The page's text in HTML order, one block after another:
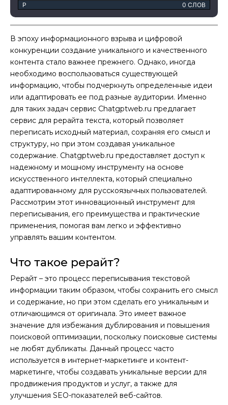
P 0 СЛОВ
В эпоху информационного взрыва и цифровой
конкуренции создание уникального и качественного
контента стало важнее прежнего. Однако, иногда
необходимо воспользоваться существующей
информацию, чтобы подчеркнуть определенные идеи
или адаптировать ее под разные аудитории. Именно
для таких задач сервис Chatgptweb.ru предлагает
сервис для рерайта текста, который позволяет
переписать исходный материал, сохраняя его смысл и
структуру, но при этом создавая уникальное
содержание. Chatgptweb.ru предоставляет доступ к
надежному и мощному инструменту на основе
искусственного интеллекта, который специально
адаптированному для русскоязычных пользователей.
Рассмотрим этот инновационный инструмент для
переписывания, его преимущества и практические
применения, помогая вам легко и эффективно
управлять вашим контентом.
Что такое рерайт?
Рерайт – это процесс переписывания текстовой
информации таким образом, чтобы сохранить его смысл
и содержание, но при этом сделать его уникальным и
отличающимся от оригинала. Это имеет важное
значение для избежания дублирования и повышения
поисковой оптимизации, поскольку поисковые системы
не любят дубликаты. Данный процесс часто
используется в интернет-маркетинге и контент-
маркетинге, чтобы создавать уникальные версии для
продвижения продуктов и услуг, а также для
улучшения SEO-показателей веб-сайтов.